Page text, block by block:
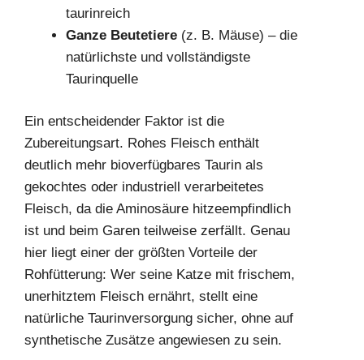
taurinreich
Ganze Beutetiere (z. B. Mäuse) – die
natürlichste und vollständigste
Taurinquelle
Ein entscheidender Faktor ist die
Zubereitungsart. Rohes Fleisch enthält
deutlich mehr bioverfügbares Taurin als
gekochtes oder industriell verarbeitetes
Fleisch, da die Aminosäure hitzeempfindlich
ist und beim Garen teilweise zerfällt. Genau
hier liegt einer der größten Vorteile der
Rohfütterung: Wer seine Katze mit frischem,
unerhitztem Fleisch ernährt, stellt eine
natürliche Taurinversorgung sicher, ohne auf
synthetische Zusätze angewiesen zu sein.